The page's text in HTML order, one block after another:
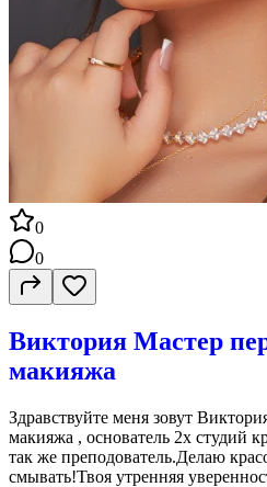
0
0
Виктория Мастер
макияжа
Здравствуйте меня зовут
макияжа , основатель 2х студий
так же преподователь.Делаю
смывать!Твоя утренняя